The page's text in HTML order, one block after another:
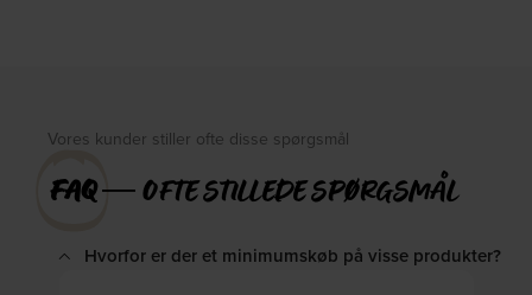
Vores kunder stiller ofte disse spørgsmål
FAQ― OFTE STILLEDE SPØRGSMÅL
Hvorfor er der et minimumskøb på visse produkter?